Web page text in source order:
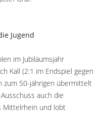
Jugend
im Jubiläumsjahr
Kall (2:1 im Endspiel gegen
zum 50-jährigen übermittelt
auch die
Mittelrhein und lobt